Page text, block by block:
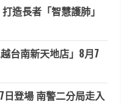
造長者「智慧護肺」
台南新天地店」8月7
登場 南警二分局走入